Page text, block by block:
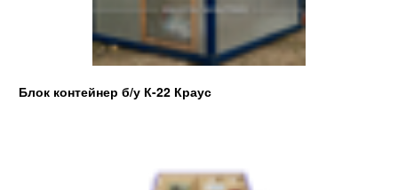
Блок контейнер б/у К-22 Краус